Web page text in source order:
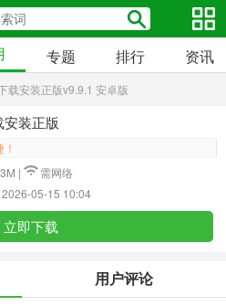
专题 排行 资讯
载安装正版v9.9.1 安卓版
装正版
|
需网络
2026-05-15 10:04
立即下载
用户评论